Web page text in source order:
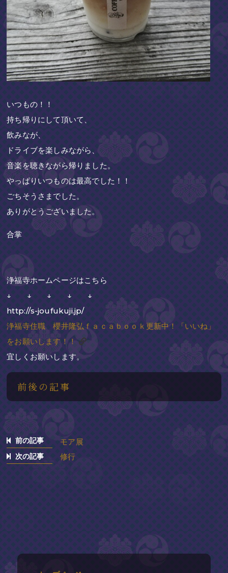
いつもの！！
持ち帰りにして頂いて、
飲みなが、
ドライブを楽しみながら、
音楽を聴きながら帰りました。
やっぱりいつものは最高でした！！
ごちそうさまでした。
ありがとうございました。
合掌
浄福寺ホームページはこちら
↓ ↓ ↓ ↓ ↓
http://s-joufukuji.jp/
浄福寺住職 櫻井隆弘ｆａｃａｂｏｏｋ更新中！「いいね」
をお願いします！！
宜しくお願いします。
前後の記事
前の記事 モア展
次の記事 修行